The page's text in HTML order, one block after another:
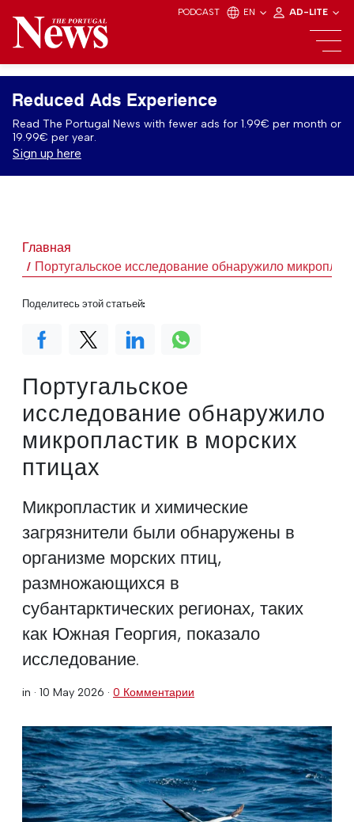
PODCAST EN AD-LITE
Reduced Ads Experience
Read The Portugal News with fewer ads for 1.99€ per month or
19.99€ per year.
Sign up here
Главная
Португальское исследование обнаружило
Португальское
исследование обнаружило
микропластик в морских
птицах
Микропластик и химические
загрязнители были обнаружены в
организме морских птиц,
размножающихся в
субантарктических регионах, таких
как Южная Георгия, показало
исследование.
in · 10 May 2026 · 0 Комментарии
Поделитесь этой статьей: